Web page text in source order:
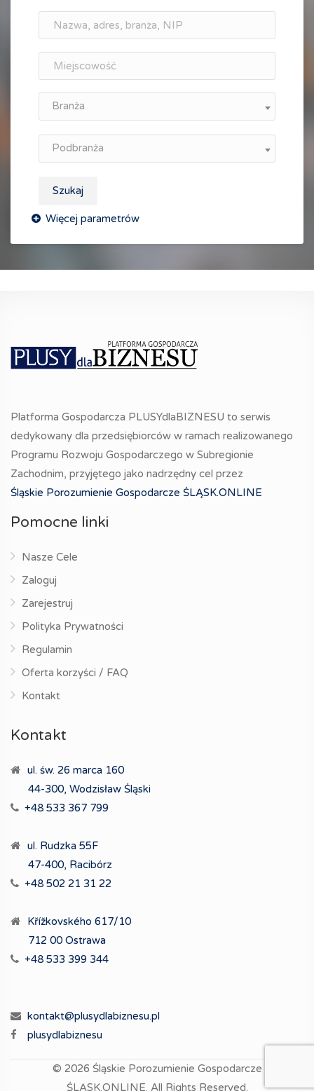
Branża
Podbranża
Szukaj
Platforma Gospodarcza PLUSYdlaBIZNESU to serwis
dedykowany dla przedsiębiorców w ramach realizowanego
Programu Rozwoju Gospodarczego w Subregionie
Zachodnim, przyjętego jako nadrzędny cel przez
Śląskie Porozumienie Gospodarcze ŚLĄSK.ONLINE
Pomocne linki
Nasze Cele
Zaloguj
Zarejestruj
Polityka Prywatności
Regulamin
Oferta korzyści / FAQ
Kontakt
Kontakt
ul. św. 26 marca 160
44-300, Wodzisław Śląski
+48 533 367 799
ul. Rudzka 55F
47-400, Racibórz
+48 502 21 31 22
Křížkovského 617/10
712 00 Ostrawa
+48 533 399 344
kontakt@plusydlabiznesu.pl
plusydlabiznesu
© 2026 Śląskie Porozumienie Gospodarcze
ŚLĄSK.ONLINE. All Rights Reserved.